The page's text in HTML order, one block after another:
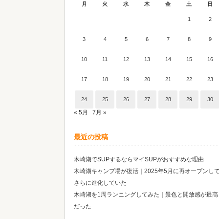
月 火 水 木 金 土 日
1 2
3 4 5 6 7 8 9
10 11 12 13 14 15 16
17 18 19 20 21 22 23
24 25 26 27 28 29 30
« 5月 7月 »
最近の投稿
木崎湖でSUPするならマイSUPがおすすめな理由
木崎湖キャンプ場が復活｜2025年5月に再オープンし
さらに進化していた
木崎湖を1周ランニングしてみた｜景色と開放感が最高
だった